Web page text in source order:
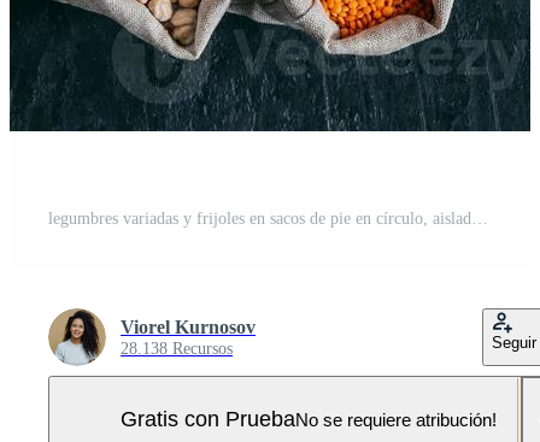
legumbres variadas y frijoles en sacos de pie en círculo, aislados sobre fondo oscuro con espacio de copia en el medio. concepto de alimentación saludable Foto Pro
Viorel Kurnosov
28.138 Recursos Seguir
Gratis con PruebaNo se requiere atribución!